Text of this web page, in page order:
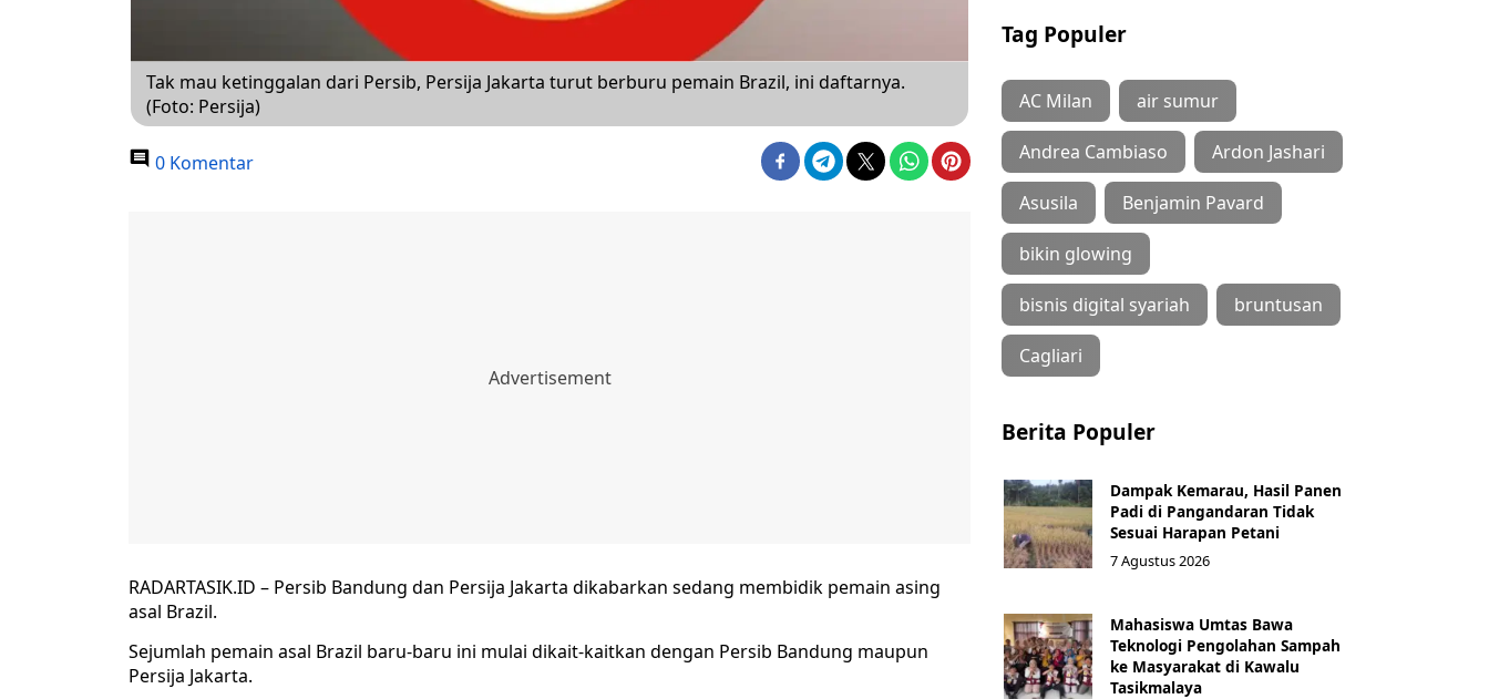
Tak mau ketinggalan dari Persib, Persija Jakarta turut berburu pemain Brazil, ini daftarnya.
(Foto: Persija)
0 Komentar
RADARTASIK.ID – Persib Bandung dan Persija Jakarta dikabarkan sedang membidik pemain asing
asal Brazil.
Sejumlah pemain asal Brazil baru-baru ini mulai dikait-kaitkan dengan Persib Bandung maupun
Persija Jakarta.
Tag Populer
AC Milan air sumur
Andrea Cambiaso Ardon Jashari
Asusila Benjamin Pavard
bikin glowing
bisnis digital syariah bruntusan
Cagliari
Berita Populer
Dampak Kemarau, Hasil Panen
Padi di Pangandaran Tidak
Sesuai Harapan Petani
7 Agustus 2026
Mahasiswa Umtas Bawa
Teknologi Pengolahan Sampah
ke Masyarakat di Kawalu
Tasikmalaya